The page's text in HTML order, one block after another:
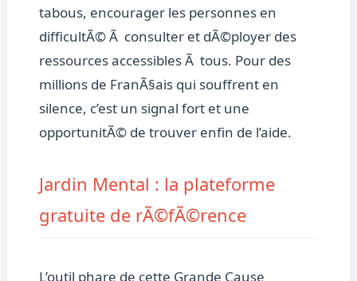
tabous, encourager les personnes en
difficultÃ© Ã consulter et dÃ©ployer des
ressources accessibles Ã tous. Pour des
millions de FranÃ§ais qui souffrent en
silence, c’est un signal fort et une
opportunitÃ© de trouver enfin de l’aide.
Jardin Mental : la plateforme
gratuite de rÃ©fÃ©rence
L’outil phare de cette Grande Cause